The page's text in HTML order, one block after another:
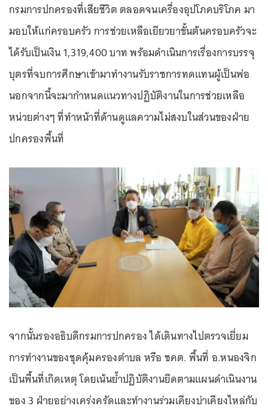
กรมการปกครองที่เสียชีวิต ตลอดจนเครื่องอุปโภคบริโภค มา
มอบให้แก่ครอบครัว การช่วยเหลือเยียวยาขั้นต้นครอบครัวจะ
ได้รับเป็นเงิน 1,319,400 บาท พร้อมดำเนินการเรื่องการบรรจุ
บุตรที่จบการศึกษาเข้ามาทำงานรับราชการทดแทนผู้เป็นพ่อ
นอกจากนี้จะมากำหนดแนวทางปฏิบัติงานในการช่วยเหลือ
หน่วยต่างๆ ที่ทำหน้าที่ด้านดูแลความไม่สงบในส่วนของฝ่าย
ปกครองพื้นที่
จากนั้นรองอธิบดีกรมการปกครอง ได้เดินทางไปตรวจเยี่ยม
การทำงานของชุดคุ้มครองตำบล หรือ ชคต. พื้นที่ อ.หนองจิก
เป็นพื้นที่เกิดเหตุ โดยเน้นย้ำปฏิบัติงานยึดตามแผนดำเนินงาน
ของ 3 ฝ่ายอย่างเคร่งครัดและทำงานร่วมเคียงบ่าเคียงไหล่กับ